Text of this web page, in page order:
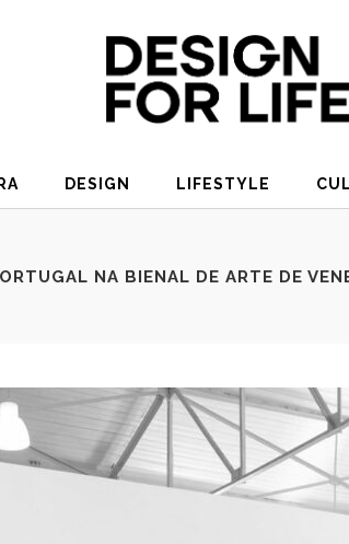
DESIGN LIFESTYLE
NA BIENAL DE ARTE DE